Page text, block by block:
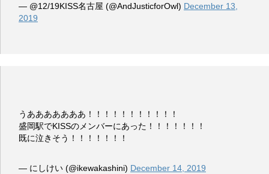
— @12/19KISS名古屋 (@AndJusticforOwl) December 13,
2019
うあああああああ！！！！！！！！！！！
盛岡駅でKISSのメンバーにあった！！！！！！！
既に泣きそう！！！！！！！
— にしけい (@ikewakashini) December 14, 2019